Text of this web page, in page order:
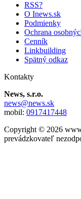
RSS?
O Inews.sk
Podmienky
Ochrana
Cenník
Linkbuilding
Spätný odkaz
Kontakty
News, s.r.o.
news@news.sk
mobil: 0917417448
Copyright © 2026
prevádzkovateľ